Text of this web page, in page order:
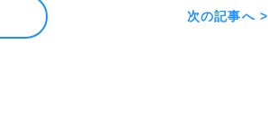
次の記事へ >